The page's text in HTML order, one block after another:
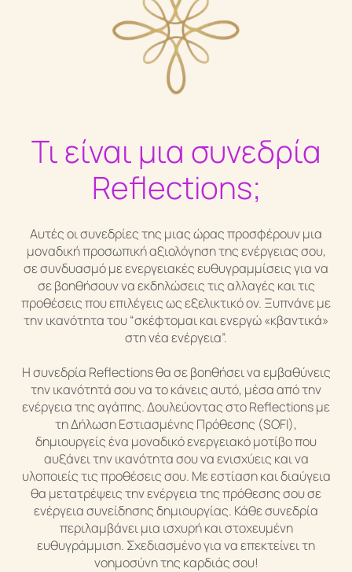
Άρθρα & Νέα
Επικοινωνία
Κάτια Αλεξίου
Τι είναι μια συνεδρία
Reflections;
Αυτές οι συνεδρίες της μιας ώρας προσφέρουν μια
μοναδική προσωπική αξιολόγηση της ενέργειας σου,
σε συνδυασμό με ενεργειακές ευθυγραμμίσεις για να
σε βοηθήσουν να εκδηλώσεις τις αλλαγές και τις
προθέσεις που επιλέγεις ως εξελικτικό ον. Ξυπνάνε με
την ικανότητα του “σκέφτομαι και ενεργώ «κβαντικά»
στη νέα ενέργεια”.
Η συνεδρία Reflections θα σε βοηθήσει να εμβαθύνεις
την ικανότητά σου να το κάνεις αυτό, μέσα από την
ενέργεια της αγάπης. Δουλεύοντας στο Reflections με
τη Δήλωση Εστιασμένης Πρόθεσης (SOFI),
δημιουργείς ένα μοναδικό ενεργειακό μοτίβο που
αυξάνει την ικανότητα σου να ενισχύεις και να
υλοποιείς τις προθέσεις σου. Με εστίαση και διαύγεια
θα μετατρέψεις την ενέργεια της πρόθεσης σου σε
ενέργεια συνείδησης δημιουργίας. Κάθε συνεδρία
περιλαμβάνει μια ισχυρή και στοχευμένη
ευθυγράμμιση. Σχεδιασμένο για να επεκτείνει τη
νοημοσύνη της καρδιάς σου!